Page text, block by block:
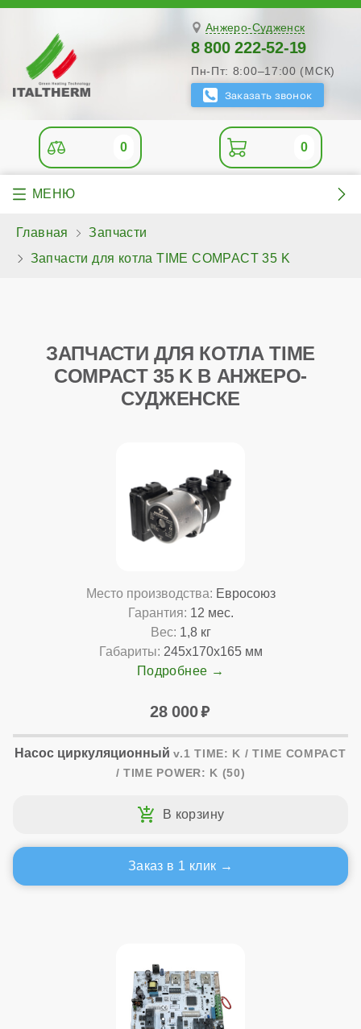
Анжеро-Судженск
8 800 222-52-19
Пн-Пт: 8:00–17:00 (МСК)
0 0
Главная
Запчасти
Запчасти для котла TIME COMPACT 35 K
ЗАПЧАСТИ ДЛЯ КОТЛА TIME
COMPACT 35 K В АНЖЕРО-
СУДЖЕНСКЕ
Место производства: Евросоюз
Гарантия: 12 мес.
Вес: 1,8 кг
Габариты: 245x170x165 мм
Подробнее
28 000
Насос циркуляционный v.1 TIME: K / TIME COMPACT
/ TIME POWER: K (50)
Заказ в 1 клик